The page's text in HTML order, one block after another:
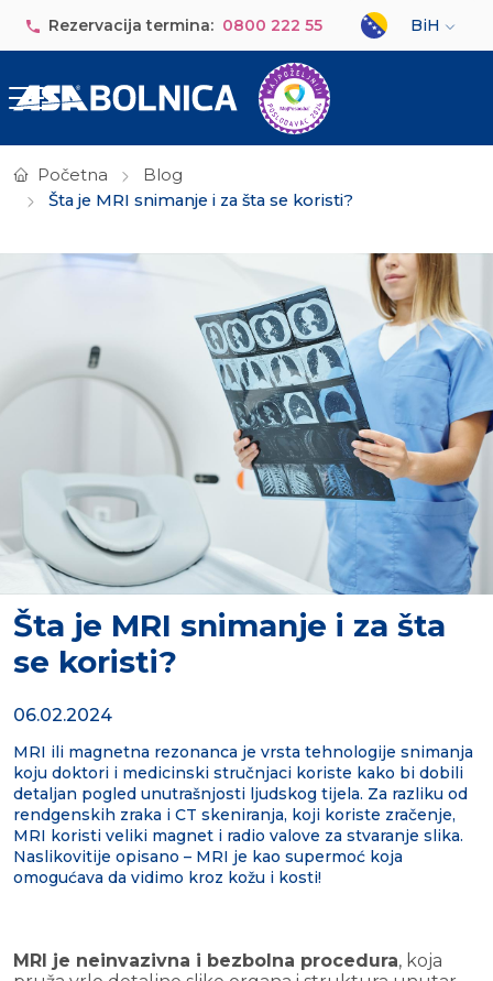
Rezervacija termina: 0800 222 55
Select your
BiH
Početna
Blog
Šta je MRI snimanje i za šta se koristi?
Šta je MRI snimanje i za šta
se koristi?
06.02.2024
MRI ili magnetna rezonanca je vrsta tehnologije snimanja
koju doktori i medicinski stručnjaci koriste kako bi dobili
detaljan pogled unutrašnjosti ljudskog tijela. Za razliku od
rendgenskih zraka i CT skeniranja, koji koriste zračenje,
MRI koristi veliki magnet i radio valove za stvaranje slika.
Naslikovitije opisano – MRI je kao supermoć koja
omogućava da vidimo kroz kožu i kosti!
MRI je neinvazivna i bezbolna procedura, koja